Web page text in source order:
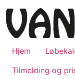
til
indhold
Hjem
Tilmelding og